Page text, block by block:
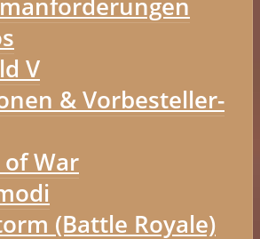
V
& Vorbesteller-
of War
(Battle Royale)